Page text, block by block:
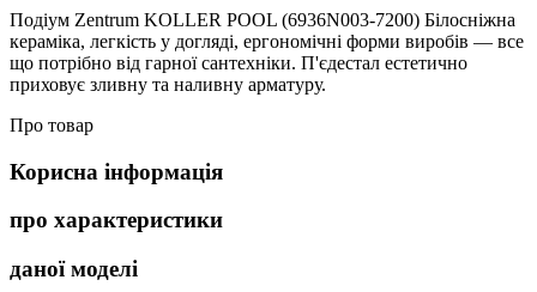
Подіум Zentrum KOLLER POOL (6936N003-7200) Білосніжна
кераміка, легкість у догляді, ергономічні форми виробів — все
що потрібно від гарної сантехніки. П'єдестал естетично
приховує зливну та наливну арматуру.
Про товар
Корисна інформація
про характеристики
даної моделі